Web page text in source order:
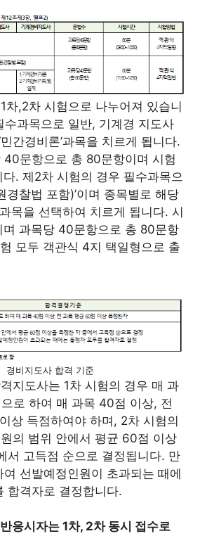
차,2차 시험으로 나누어져 있습니
수과목으로 일반, 기계경 지도사
민간경비론’과목을 치르게 됩니다.
40문항으로 총 80문항이며 시험
. 제2차 시험의 경우 필수과목으
경찰법 포함)’이며 종목별로 해당
목을 선택하여 치르게 됩니다. 시
며 과목당 40문항으로 총 80문항
모두 객관식 4지 택일형으로 출
경비지도사 합격 기준
지도사는 1차 시험의 경우 매 과
로 하여 매 과목 40점 이상, 전
상 득점하여야 하며, 2차 시험의
의 범위 안에서 평균 60점 이상
서 고득점 순으로 결정됩니다. 만
선발예정인원이 초과되는 때에
합격자로 결정합니다.
응시자는 1차, 2차 동시 접수로